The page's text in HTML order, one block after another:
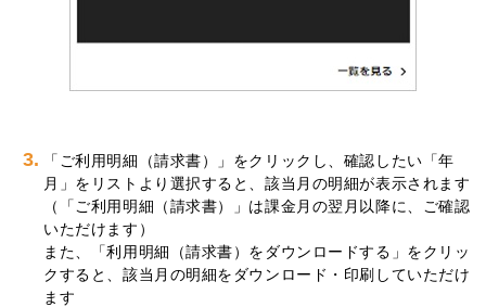
3.
「ご利用明細（請求書）」をクリックし、確認したい「年
月」をリストより選択すると、該当月の明細が表示されます
（「ご利用明細（請求書）」は課金月の翌月以降に、ご確認
いただけます）
また、「利用明細（請求書）をダウンロードする」をクリッ
クすると、該当月の明細をダウンロード・印刷していただけ
ます